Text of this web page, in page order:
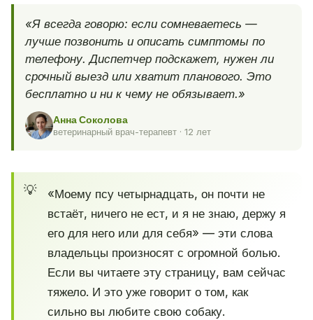
«Я всегда говорю: если сомневаетесь —
лучше позвонить и описать симптомы по
телефону. Диспетчер подскажет, нужен ли
срочный выезд или хватит планового. Это
бесплатно и ни к чему не обязывает.»
Анна Соколова
ветеринарный врач-терапевт · 12 лет
«Моему псу четырнадцать, он почти не
встаёт, ничего не ест, и я не знаю, держу я
его для него или для себя» — эти слова
владельцы произносят с огромной болью.
Если вы читаете эту страницу, вам сейчас
тяжело. И это уже говорит о том, как
сильно вы любите свою собаку.